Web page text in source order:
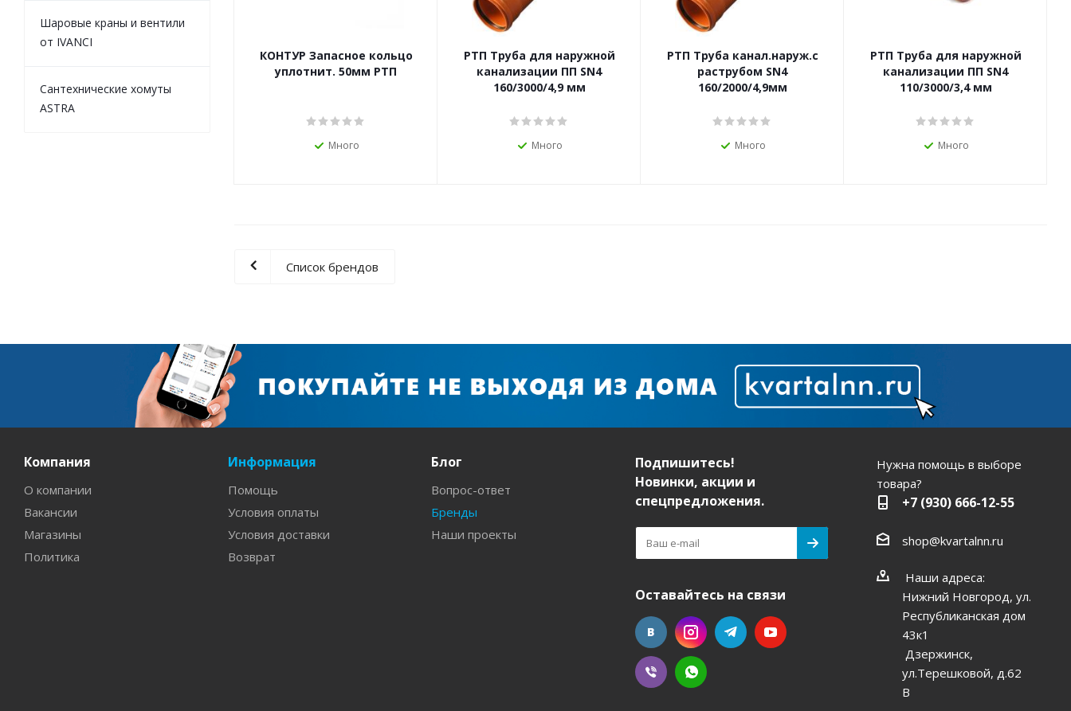
КОНТУР Запасное кольцо
уплотнит. 50мм РТП
Много
РТП Труба для наружной
канализации ПП SN4
160/3000/4,9 мм
Много
РТП Труба канал.наруж.с
раструбом SN4
160/2000/4,9мм
Много
РТП Труба для наружной
канализации ПП SN4
110/3000/3,4 мм
Много
Список брендов
Шаровые краны и вентили
от IVANCI
Сантехнические хомуты
ASTRA
Компания
О компании
Вакансии
Магазины
Политика
Информация
Помощь
Условия оплаты
Условия доставки
Возврат
Блог
Вопрос-ответ
Бренды
Наши проекты
Подпишитесь!
Новинки, акции и
спецпредложения.
Оставайтесь на связи
Нужна помощь в выборе
товара?
+7 (930) 666-12-55
shop@kvartalnn.ru
Наши адреса:
Нижний Новгород, ул.
Республиканская дом
43к1
Дзержинск,
ул.Терешковой, д.62
В